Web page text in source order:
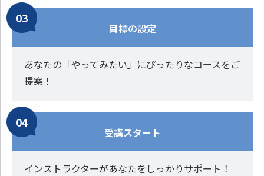
目標の設定
あなたの「やってみたい」にぴったりなコースをご
提案！
受講スタート
インストラクターがあなたをしっかりサポート！